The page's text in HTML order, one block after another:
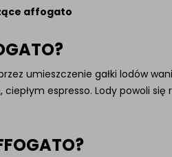
affogato
umieszczenie gałki lodów
espresso. Lody powoli